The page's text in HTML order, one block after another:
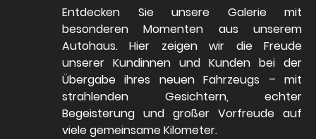
Entdecken Sie unsere Galerie mit
besonderen Momenten aus unserem
Autohaus. Hier zeigen wir die Freude
unserer Kundinnen und Kunden bei der
Übergabe ihres neuen Fahrzeugs – mit
strahlenden Gesichtern, echter
Begeisterung und großer Vorfreude auf
viele gemeinsame Kilometer.